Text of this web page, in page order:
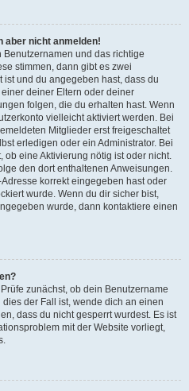
aber nicht anmelden!
und das richtige
stimmen, dann gibt es zwei
ist und du angegeben hast, dass du
deiner Eltern oder deiner
folgen, die du erhalten hast. Wenn
vielleicht aktiviert werden. Bei
Mitglieder erst freigeschaltet
erledigen oder ein Administrator. Bei
eine Aktivierung nötig ist oder nicht.
den dort enthaltenen Anweisungen.
korrekt eingegeben hast oder
wurde. Wenn du dir sicher bist,
wurde, dann kontaktiere einen
zunächst, ob dein Benutzername
der Fall ist, wende dich an einen
dass du nicht gesperrt wurdest. Es ist
mit der Website vorliegt,